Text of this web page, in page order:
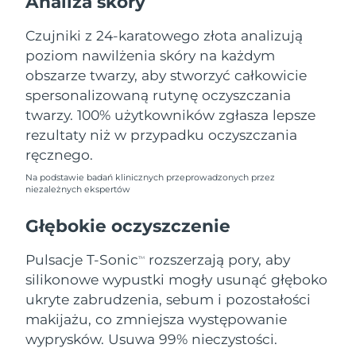
Czujniki z 24-karatowego złota analizują
poziom nawilżenia skóry na każdym
obszarze twarzy, aby stworzyć całkowicie
spersonalizowaną rutynę oczyszczania
twarzy. 100% użytkowników zgłasza lepsze
rezultaty niż w przypadku oczyszczania
ręcznego.
Na podstawie badań klinicznych przeprowadzonych przez
niezależnych ekspertów
Głębokie oczyszczenie
Pulsacje T-SonicTM
rozszerzają pory, aby
silikonowe wypustki mogły usunąć głęboko
ukryte zabrudzenia, sebum i pozostałości
makijażu, co zmniejsza występowanie
wyprysków. Usuwa 99% nieczystości.
Liban
Litwa
Oczekiwany czas dostawy
09/08/2026
Luksemburg
Oczekiwany czas dostawy
09/08/2026
SRA Makau (Chiny)
Malta
09/08/2026
Meksyk
Oczekiwany czas dostawy
13/08/2026
Monako
Oczekiwany czas dostawy